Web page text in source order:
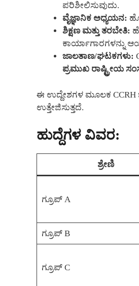
ಪರಿಶೀಲಿಸುವುದು.
ವೈಜ್ಞಾನಿಕ ಅಧ್ಯಯನ:
ಶಿಕ್ಷಣ ಮತ್ತು ತರಬೇತಿ:
ಕಾರ್ಯಾಗಾರಗಳನ್ನು
ಜಾಲತಾಣ/ಘಟಕಗಳು:
ಪ್ರಮುಖ ರಾಷ್ಟ್ರೀಯ
ಈ ಉದ್ದೇಶಗಳ ಮೂಲಕ
ಉತ್ತೇಜಿಸುತ್ತದೆ.
ಹುದ್ದೆಗಳ ವಿವರ:
ಶ್ರೇಣಿ
ಗ್ರೂಪ್ A
ಗ್ರೂಪ್ B
ಗ್ರೂಪ್ C